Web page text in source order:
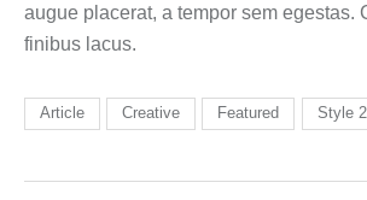
augue placerat, a tempor sem egestas.
finibus lacus.
Article Creative Featured Style 2